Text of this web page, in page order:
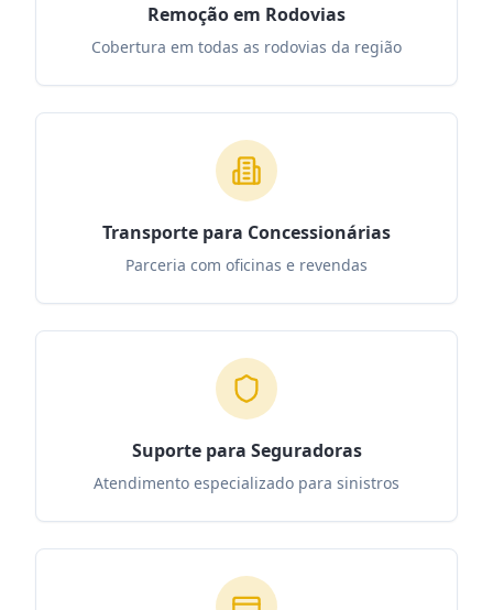
Remoção em Rodovias
Cobertura em todas as rodovias da região
Transporte para Concessionárias
Parceria com oficinas e revendas
Suporte para Seguradoras
Atendimento especializado para sinistros